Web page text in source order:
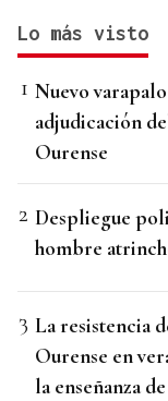
Lo más visto
Nuevo
adjudicación
Ourense
Despliegue
hombre
La resistencia
Ourense en
la enseñanza